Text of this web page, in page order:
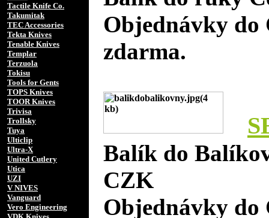
Tactile Knife Co.
Takumitak
TEC Accessories
Tekta Knives
Tenable Knives
Templar
Terzuola
Tokisu
Tools for Gents
TOPS Knives
TOOR Knives
Trivisa
Trollsky
Tuya
Ulticlip
Ultra-X
United Cutlery
Utica
UZI
V NIVES
Vanguard
Vero Engineering
Objednávky do
zdarma.
Balík do
CZK
Objednávky do